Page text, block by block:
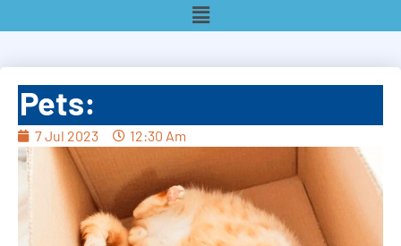
Pets:
7 Jul 2023 12:30 Am